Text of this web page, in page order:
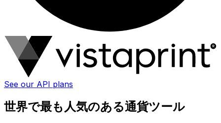
See our API plans
世界で最も人気のある通貨ツール